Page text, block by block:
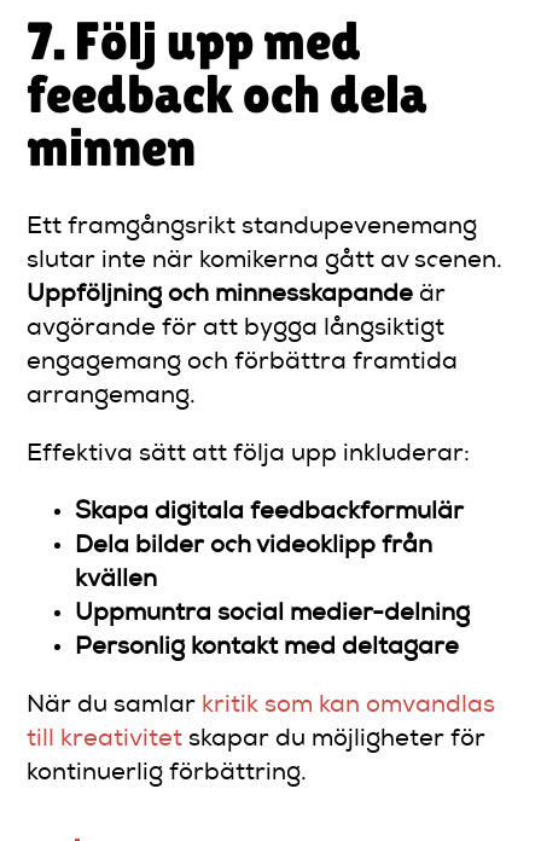
7. Följ upp med
feedback och dela
minnen
Ett framgångsrikt standupevenemang
slutar inte när komikerna gått av scenen.
Uppföljning och minnesskapande är
avgörande för att bygga långsiktigt
engagemang och förbättra framtida
arrangemang.
Effektiva sätt att följa upp inkluderar:
Skapa digitala feedbackformulär
Dela bilder och videoklipp från
kvällen
Uppmuntra social medier-delning
Personlig kontakt med deltagare
När du samlar kritik som kan omvandlas
till kreativitet skapar du möjligheter för
kontinuerlig förbättring.